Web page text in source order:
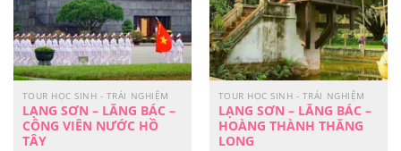
TOUR HỌC SINH - TRẢI NGHIỆM
LẠNG SƠN – LĂNG BÁC –
CÔNG VIÊN NƯỚC HỒ
TÂY
TOUR HỌC SINH - TRẢI NGHIỆM
LẠNG SƠN – LĂNG BÁC –
HOÀNG THÀNH THĂNG
LONG